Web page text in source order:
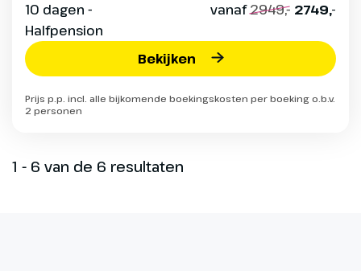
10 dagen -
Halfpension
vanaf2949,- 2749,-
Bekijken
Prijs p.p. incl. alle bijkomende boekingskosten per boeking o.b.v.
2 personen
1 - 6 van de 6 resultaten